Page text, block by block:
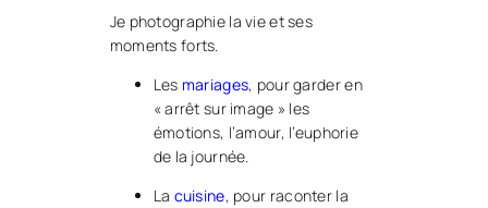
Je photographie la vie et ses
moments forts.
Les mariages, pour garder en
« arrêt sur image » les
émotions, l’amour, l’euphorie
de la journée.
La cuisine, pour raconter la